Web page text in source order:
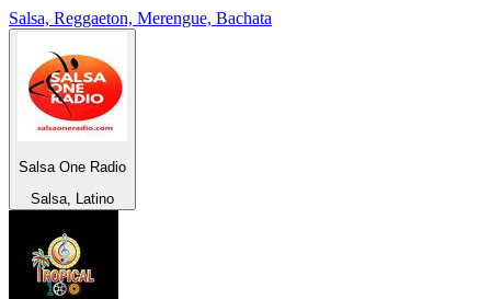
Salsa, Reggaeton, Merengue, Bachata
Salsa One Radio
Salsa, Latino